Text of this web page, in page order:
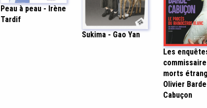
Peau à peau - Irène
Tardif
Sukima - Gao Yan
Les
morts
Olivier
Cabuçon